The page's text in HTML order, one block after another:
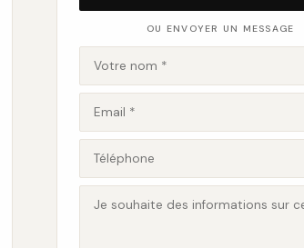
OU ENVOYER UN MESSAGE